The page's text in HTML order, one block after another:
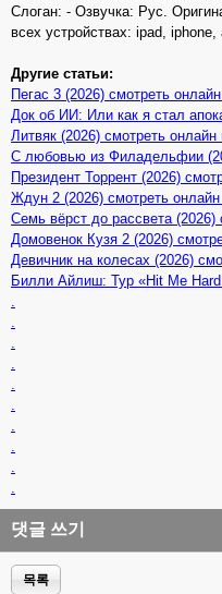
Слоган: - Озвучка: Рус.
всех устройствах: ipad, iphone,
Другие статьи:
Пегас 3 (2026) смотреть
Док об ИИ: Или как я стал
Литвяк (2026) смотреть онлайн
С любовью из Филадельфии
Президент Торрент (2026)
Ждун 2 (2026) смотреть онлайн
Семь вёрст до рассвета (2026)
Домовенок Кузя 2 (2026)
Девичник на колесах (2026)
Билли Айлиш: Тур «Hit Me Hard
댓글 쓰기
목록